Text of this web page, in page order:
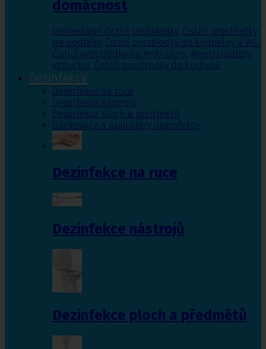
domácnost
Univerzální čistící prostředky, Čistící prostředky
na podlahy, Čisticí prostředky do koupelny a WC,
Čistící prostředky na mytí oken, Neutralizátory
vzduchu, Čistící prostředky do kuchyně
Dezinfekce
Dezinfekce na ruce
Dezinfekce nástrojů
Dezinfekce ploch a předmětů
Dávkovače a aplikátory dezinfekce
Dezinfekce na ruce
Dezinfekce nástrojů
Dezinfekce ploch a předmětů